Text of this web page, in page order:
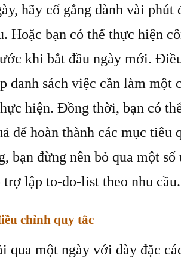
hãy cố gắng dành vài phút
Hoặc bạn có thể thực hiện
khi bắt đầu ngày mới.
danh sách việc cần làm một
hiện. Đồng thời, bạn có
để hoàn thành các mục
bạn đừng nên bỏ qua một
trợ lập to-do-list theo nhu
chỉnh quy tắc
qua một ngày với dày đặc